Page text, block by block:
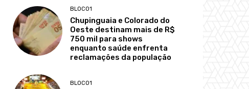
BLOCO1
Chupinguaia e Colorado do
Oeste destinam mais de R$
750 mil para shows
enquanto saúde enfrenta
reclamações da população
BLOCO1